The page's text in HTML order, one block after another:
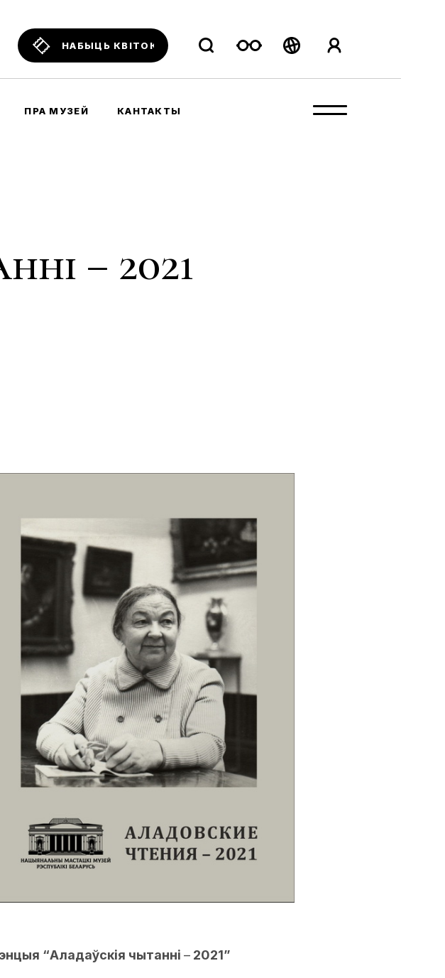
НАБЫЦЬ КВІТОК
Беларуская
ПРА МУЗЕЙ КАНТАКТЫ
– 2021
“Аладаўскія чытанні – 2021”